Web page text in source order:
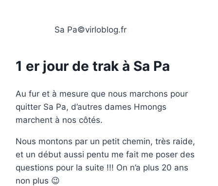
Sa Pa©virloblog.fr
1 er jour de trak à Sa Pa
Au fur et à mesure que nous marchons pour
quitter Sa Pa, d’autres dames Hmongs
marchent à nos côtés.
Nous montons par un petit chemin, très raide,
et un début aussi pentu me fait me poser des
questions pour la suite !!! On n’a plus 20 ans
non plus 😉